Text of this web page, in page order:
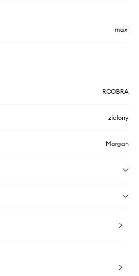
maxi
RCOBRA
zielony
Morgan